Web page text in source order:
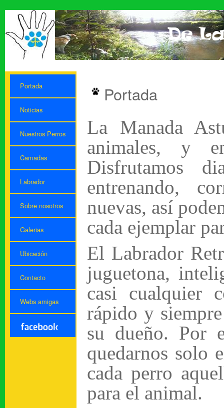
Portada
Noticias
Nuestros Perros
Camadas
Labrador
Sobre nosotros
Galerias
Ubicación
Contacto
Webs amigas
Portada
La Manada
animales, y
Disfrutamos
entrenando,
nuevas, así
cada ejemplar
El Labrador
juguetona,
casi cualquier
rápido y
su dueño. Por
quedarnos solo
cada perro
para el animal.